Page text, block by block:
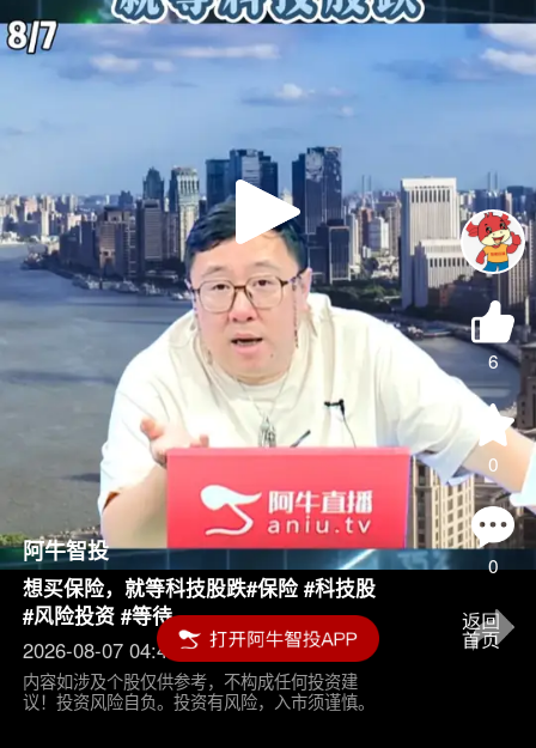
Play
Video
6
0
0
阿牛智投
想买保险，就等科技股跌#保险 #科技股
#风险投资 #等待
2026-08-07 04:45
内容如涉及个股仅供参考，不构成任何投资建
议！投资风险自负。投资有风险，入市须谨慎。